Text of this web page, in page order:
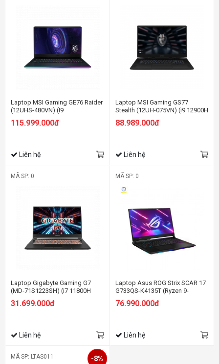
Laptop MSI Gaming GE76 Raider
(12UHS-480VN) (I9
12900HK/64GB RAM/ 2TB
SSD/RTX3080Ti 16G/17.3 inch
115.999.000đ
Liên hệ
Laptop MSI Gaming GS77
Stealth (12UH-075VN) (i9 12900H
32GB RAM/2TB SSD/RTX3080
MaxQ 8G/17.3 inch QHD
88.989.000đ
Liên hệ
MÃ SP: 0
Laptop Gigabyte Gaming G7
(MD-71S1223SH) (i7 11800H
SSD/RTX3050Ti 4G/17.3 inch
31.699.000đ
Liên hệ
MÃ SP: 0
Laptop Asus ROG Strix SCAR 17
G733QS-K4135T (Ryzen 9-
16GB | 17.3 inch WQHD | Win 10 |
76.990.000đ
Liên hệ
MÃ SP: LTAS011 -8%